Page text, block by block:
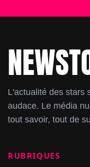
Footer
L'actualité des stars
audace. Le média
tout savoir, tout de
RUBRIQUES